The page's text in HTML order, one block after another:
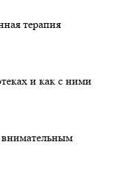
терапия
и как с ними
внимательным